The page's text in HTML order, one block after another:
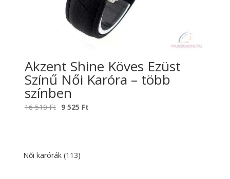
Akzent Shine Köves Ezüst
Színű Női Karóra – több
színben
16 510Ft Original
510 Ft.
9 525 Ft
Női karórák (113)